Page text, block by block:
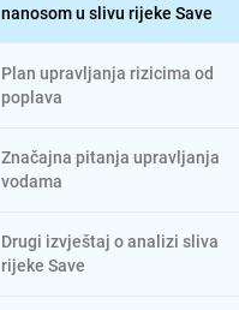
nanosom u slivu rijeke Save
Plan upravljanja rizicima od
poplava
Značajna pitanja upravljanja
vodama
Drugi izvještaj o analizi sliva
rijeke Save